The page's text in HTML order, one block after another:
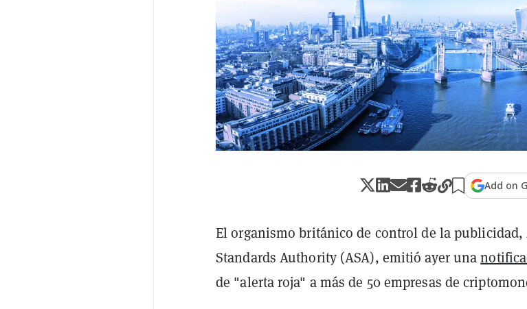
Add on
El organismo británico de control de la
Standards Authority (ASA), emitió ayer una
de "alerta roja" a más de 50 empresas de